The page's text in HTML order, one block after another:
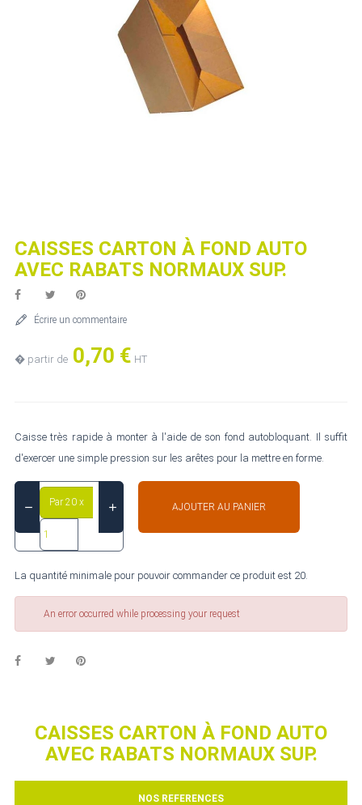
CAISSES CARTON À FOND AUTO
AVEC RABATS NORMAUX SUP.
Écrire un commentaire
� partir de 0,70 € HT
Caisse très rapide à monter à l'aide de son fond autobloquant. Il suffit
d'exercer une simple pression sur les arêtes pour la mettre en forme.
Par 20 x AJOUTER AU PANIER
La quantité minimale pour pouvoir commander ce produit est 20.
An error occurred while processing your request
CAISSES CARTON À FOND AUTO
AVEC RABATS NORMAUX SUP.
NOS REFERENCES